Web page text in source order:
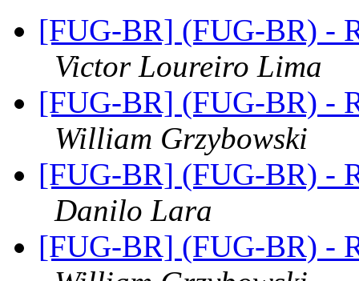
[FUG-BR] (FUG-BR) -
Victor Loureiro Lima
[FUG-BR] (FUG-BR) -
William Grzybowski
[FUG-BR] (FUG-BR) -
Danilo Lara
[FUG-BR] (FUG-BR) -